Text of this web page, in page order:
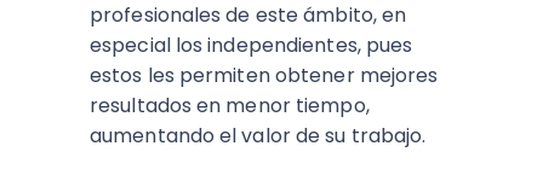
profesionales de este ámbito, en
especial los independientes, pues
estos les permiten obtener mejores
resultados en menor tiempo,
aumentando el valor de su trabajo.